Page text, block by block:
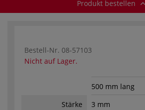
Produkt bestellen
Bestell-Nr. 08-57103
Nicht auf Lager.
500 mm lang
Stärke
3 mm